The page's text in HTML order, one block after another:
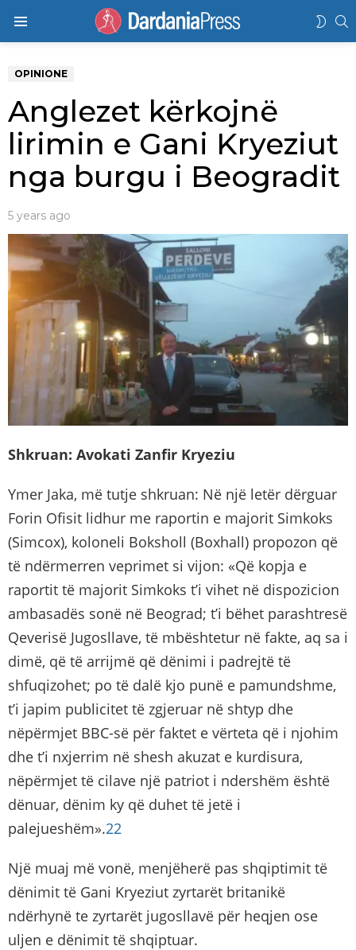
OPINIONE
Anglezet kërkojnë
lirimin e Gani Kryeziut
nga burgu i Beogradit
5 years ago
Shkruan: Avokati Zanfir Kryeziu
Ymer Jaka, më tutje shkruan: Në një letër dërguar
Forin Ofisit lidhur me raportin e majorit Simkoks
(Simcox), koloneli Boksholl (Boxhall) propozon që
të ndërmerren veprimet si vijon: «Që kopja e
raportit të majorit Simkoks t’i vihet në dispozicion
ambasadës sonë në Beograd; t’i bëhet parashtresë
Qeverisë Jugosllave, të mbështetur në fakte, aq sa i
dimë, që të arrijmë që dënimi i padrejtë të
shfuqizohet; po të dalë kjo punë e pamundshme,
t’i japim publicitet të zgjeruar në shtyp dhe
nëpërmjet BBC-së për faktet e vërteta që i njohim
dhe t’i nxjerrim në shesh akuzat e kurdisura,
nëpërmjet të cilave një patriot i ndershëm është
dënuar, dënim ky që duhet të jetë i
palejueshëm».22
Një muaj më vonë, menjëherë pas shqiptimit të
dënimit të Gani Kryeziut zyrtarët britanikë
ndërhynë te zyrtarët jugosllavë për heqjen ose
uljen e dënimit të shqiptuar.